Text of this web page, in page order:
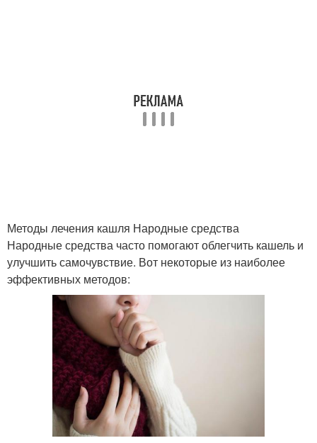
Методы лечения кашля Народные средства
Народные средства часто помогают облегчить кашель и
улучшить самочувствие. Вот некоторые из наиболее
эффективных методов: